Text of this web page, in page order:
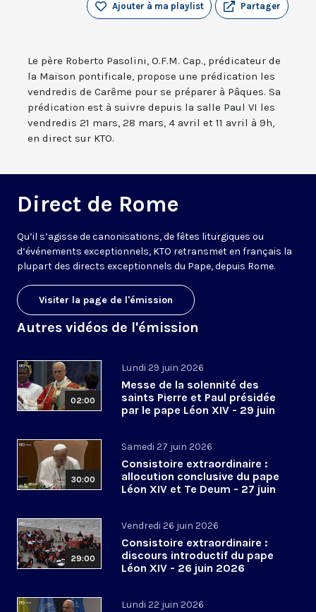
Partager
Ajouter à ma playlist
Le père Roberto Pasolini, O.F.M. Cap., prédicateur de
la Maison pontificale, propose une prédication les
vendredis de Carême pour se préparer à Pâques. Sa
prédication est à suivre depuis la salle Paul VI les
vendredis 21 mars, 28 mars, 4 avril et 11 avril à 9h,
en direct sur KTO.
Direct de Rome
Qu’il s’agisse de canonisations, de fêtes liturgiques ou
d’événements exceptionnels, KTO retransmet en français la
plupart des directs exceptionnels du Pape, depuis Rome.
Visiter la page de l'émission
Autres vidéos de l'émission
02:00
Lundi 29 juin 2026
Messe de la solennité des
saints Pierre et Paul présidée
par le pape Léon XIV - 29 juin
30:00
Samedi 27 juin 2026
Consistoire extraordinaire :
allocution conclusive du pape
Léon XIV et Te Deum - 27 juin
29:00
Vendredi 26 juin 2026
Consistoire extraordinaire :
discours introductif du pape
Léon XIV - 26 juin 2026
Lundi 22 juin 2026